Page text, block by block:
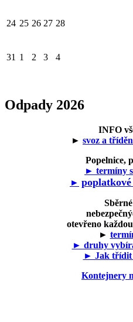
24 25 26 27 28
31 1 2 3 4
Odpady 2026
INFO
► svoz a
Popelnice,
► termíny
►
otevřeno
►
► druhy
► Jak třídit
Kontejnery